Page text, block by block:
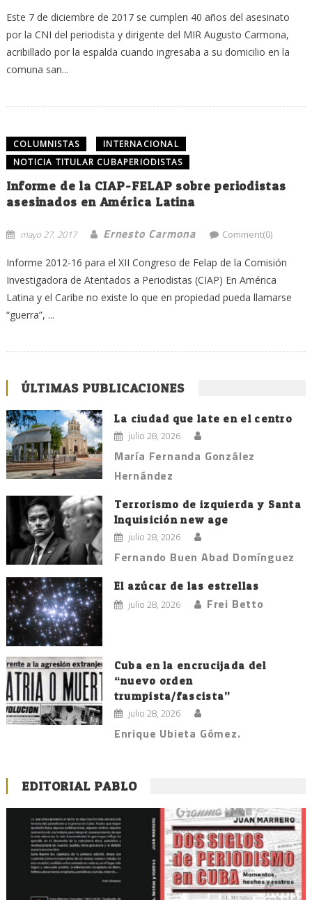
Este 7 de diciembre de 2017 se cumplen 40 años del asesinato
por la CNI del periodista y dirigente del MIR Augusto Carmona,
acribillado por la espalda cuando ingresaba a su domicilio en la
comuna san...
COLUMNISTAS
INTERNACIONAL
NOTICIA TITULAR CUBAPERIODISTAS
Informe de la CIAP-FELAP sobre periodistas
asesinados en América Latina
mayo 27, 2017 Ernesto Carmona Comment(0)
Informe 2012-16 para el XII Congreso de Felap de la Comisión
Investigadora de Atentados a Periodistas (CIAP) En América
Latina y el Caribe no existe lo que en propiedad pueda llamarse
“guerra”, ...
ÚLTIMAS PUBLICACIONES
La ciudad que late en el centro
julio 28, 2026
María Fernanda González
Hernández
Terrorismo de izquierda y Santa
Inquisición new age
julio 28, 2026
Fernando Buen Abad Domínguez
El azúcar de las estrellas
julio 28, 2026 Frei Betto
Cuba en la encrucijada del
“nuevo orden
trumpista/fascista”
julio 28, 2026
Enrique Ubieta Gómez.
EDITORIAL PABLO